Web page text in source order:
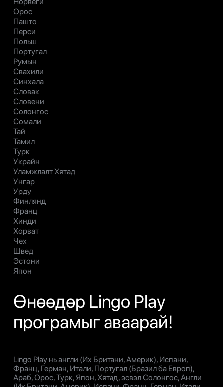
Орос
Пашто
Перси
Польш
Португал
Румын
Свахили
Синхала
Словак
Словени
Солонгос
Сомали
Тай
Тамил
Турк
Украйн
Уламжлалт Хятад
Унгар
Урду
Финлянд
Франц
Хинди
Хорват
Чех
Швед
Эстони
Япон
Өнөөдөр Lingo Play
програмыг аваарай!
Lingo Play нь англи (Их Британи, Америк), Испани,
Франц, Герман, Итали, Португал (Бразил ба Европ),
Араб, Орос, Турк, Япон, Хятад, эсвэл Солонгос, Англи